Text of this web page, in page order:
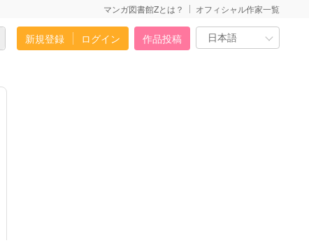
マンガ図書館Zとは？ オフィシャル作家一覧
新規登録 ログイン 作品投稿